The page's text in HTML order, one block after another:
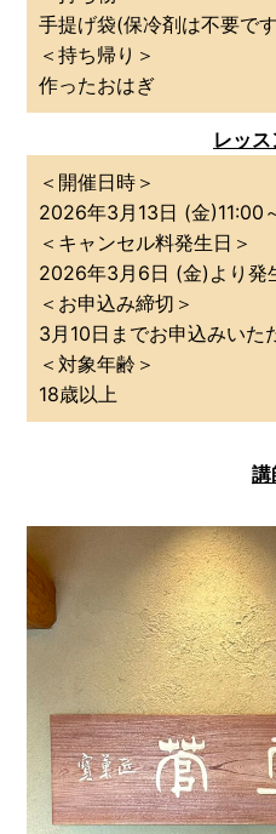
手提げ袋(保冷剤は不要で
＜持ち帰り＞
作ったおはぎ
レッ
＜開催日時＞
2026年3 月13日 (金)11:00
＜キャンセル料発生日＞
2026年3月6日 (金)より発
＜お申込み締切＞
3月10日までお申込みいた
＜対象年齢＞
18歳以上
講